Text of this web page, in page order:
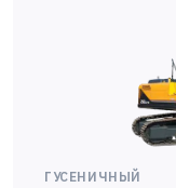
ГУСЕНИЧНЫЙ